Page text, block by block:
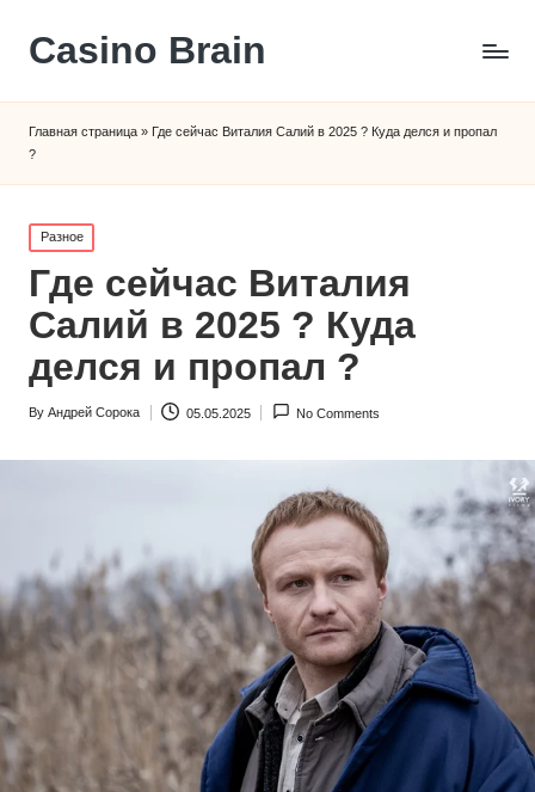
Сasino Brain
Главная страница » Где сейчас Виталия Салий в 2025 ? Куда делся и пропал
?
Posted
in
Разное
Где сейчас Виталия
Салий в 2025 ? Куда
делся и пропал ?
Posted
By Андрей Сорока 05.05.2025 No Comments